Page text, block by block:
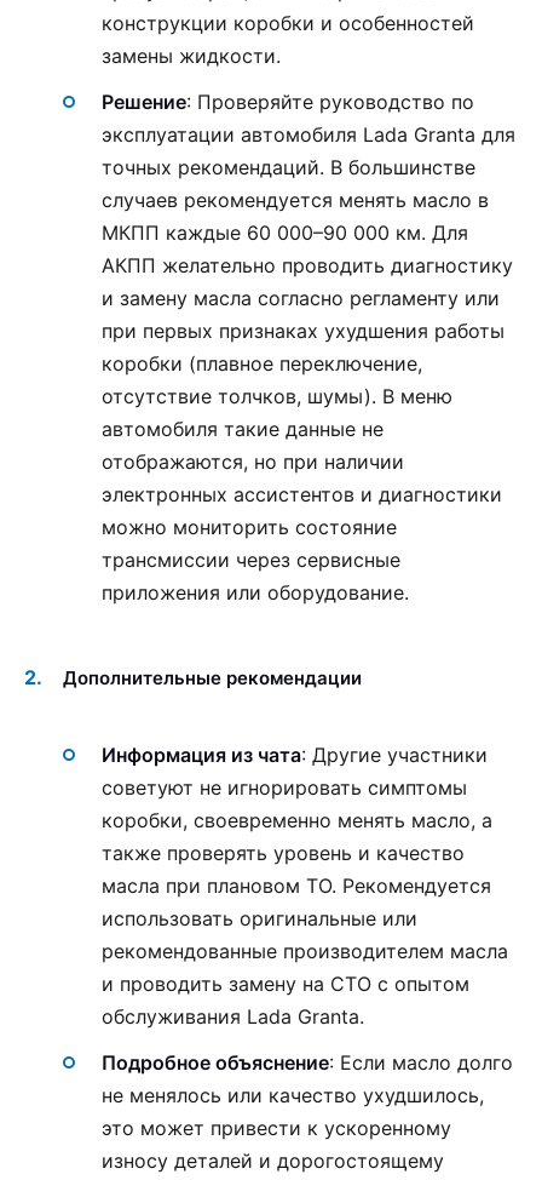
конструкции коробки и особенностей
замены жидкости.
Решение: Проверяйте руководство по
эксплуатации автомобиля Lada Granta для
точных рекомендаций. В большинстве
случаев рекомендуется менять масло в
МКПП каждые 60 000–90 000 км. Для
АКПП желательно проводить диагностику
и замену масла согласно регламенту или
при первых признаках ухудшения работы
коробки (плавное переключение,
отсутствие толчков, шумы). В меню
автомобиля такие данные не
отображаются, но при наличии
электронных ассистентов и диагностики
можно мониторить состояние
трансмиссии через сервисные
приложения или оборудование.
Дополнительные рекомендации
Информация из чата: Другие участники
советуют не игнорировать симптомы
коробки, своевременно менять масло, а
также проверять уровень и качество
масла при плановом ТО. Рекомендуется
использовать оригинальные или
рекомендованные производителем масла
и проводить замену на СТО с опытом
обслуживания Lada Granta.
Подробное объяснение: Если масло долго
не менялось или качество ухудшилось,
это может привести к ускоренному
износу деталей и дорогостоящему